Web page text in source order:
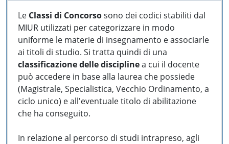
Le Classi di Concorsosono dei codici stabiliti dal
MIUR utilizzati per categorizzare in modo
uniforme le materie di insegnamento e associarle
ai titoli di studio. Si tratta quindi di una
classificazione delle disciplinea cui il docente
può accedere in base alla laurea che possiede
(Magistrale, Specialistica, Vecchio Ordinamento, a
ciclo unico) e all'eventuale titolo di abilitazione
che ha conseguito.
In relazione al percorso di studi intrapreso, agli